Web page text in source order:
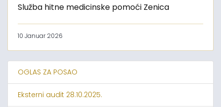
Služba hitne medicinske pomoći Zenica
10 Januar 2026
OGLAS ZA POSAO
Eksterni audit 28.10.2025.